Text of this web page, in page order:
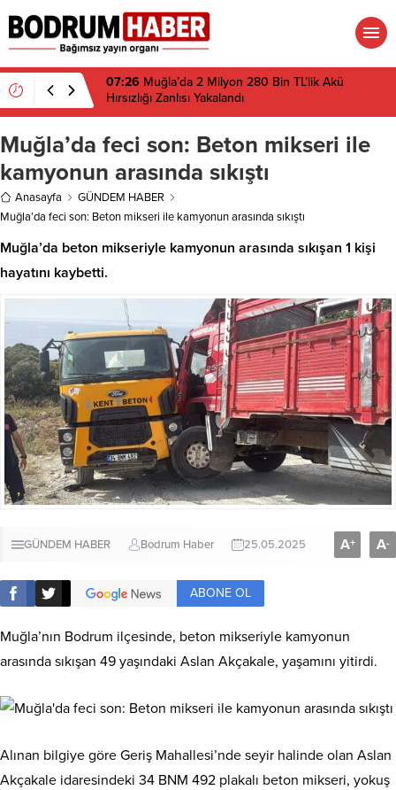
07:26 Muğla’da 2 Milyon 280 Bin TL’lik Akü
Hırsızlığı Zanlısı Yakalandı
Muğla’da feci son: Beton mikseri ile
kamyonun arasında sıkıştı
Anasayfa
GÜNDEM HABER
Muğla’da feci son: Beton mikseri ile kamyonun arasında sıkıştı
Muğla’da beton mikseriyle kamyonun arasında sıkışan 1 kişi
hayatını kaybetti.
GÜNDEM HABER Bodrum Haber 25.05.2025 A+ A-
ABONE OL
Muğla’nın Bodrum ilçesinde, beton mikseriyle kamyonun
arasında sıkışan 49 yaşındaki Aslan Akçakale, yaşamını yitirdi.
Alınan bilgiye göre Geriş Mahallesi’nde seyir halinde olan Aslan
Akçakale idaresindeki 34 BNM 492 plakalı beton mikseri, yokuş